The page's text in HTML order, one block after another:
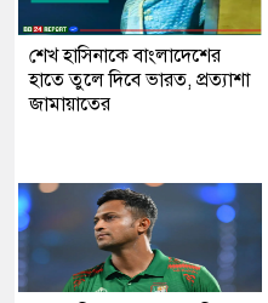
শেখ হাসিনাকে বাংলাদেশের
হাতে তুলে দিবে ভারত, প্রত্যাশা
জামায়াতের